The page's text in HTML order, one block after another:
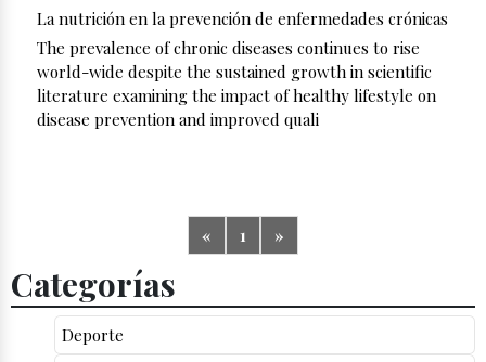
La nutrición en la prevención de enfermedades crónicas
The prevalence of chronic diseases continues to rise
world-wide despite the sustained growth in scientific
literature examining the impact of healthy lifestyle on
disease prevention and improved quali
« 1 »
Categorías
Deporte